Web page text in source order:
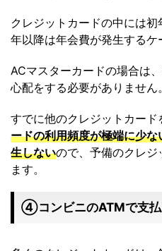
クレジットカードの中には
年以降は年会費が発生するケ
ACマスターカードの場合は
心配をする必要がありません。
すでに他のクレジットカード
ードの利用頻度が極端に少
生しないので、予備のクレ
ます。
➃コンビニのATMで支払